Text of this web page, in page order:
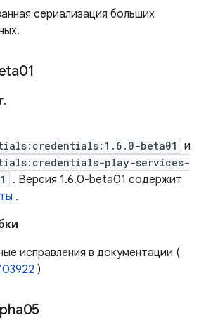
сериализация больших
beta01 и
play-services-
. Версия 1.6.0-beta01 содержит
.
исправления в документации (
)